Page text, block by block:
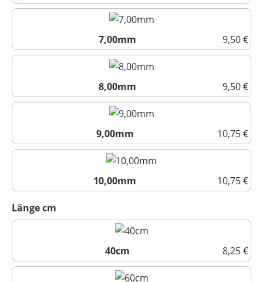
6,50mm
7,00mm
9,50 €
7,00mm
8,00mm
9,50 €
8,00mm
9,00mm
10,75 €
9,00mm
10,00mm
10,75 €
Länge cm
40cm
8,25 €
40cm